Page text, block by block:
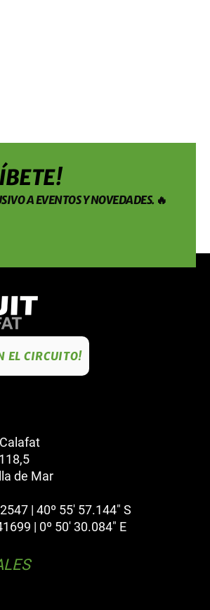
A EVENTOS Y NOVEDADES. 🔥
EL CIRCUITO!
de Mar
| 40º 55' 57.144" S
| 0º 50' 30.084" E